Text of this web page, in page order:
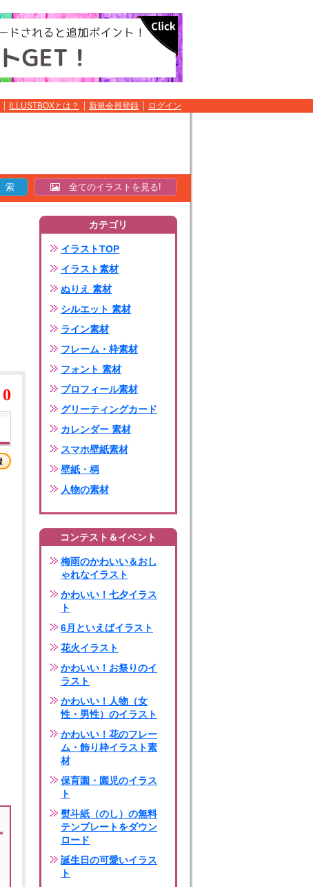
ILLUSTBOXとは？ 新規会員登録 ログイン
全てのイラストを見る!
0
カテゴリ
イラストTOP
イラスト素材
ぬりえ 素材
シルエット 素材
ライン素材
フレーム・枠素材
フォント 素材
プロフィール素材
グリーティングカード
カレンダー 素材
スマホ壁紙素材
壁紙・柄
人物の素材
コンテスト＆イベント
梅雨のかわいい＆おし
ゃれなイラスト
かわいい！七夕イラス
ト
6月といえばイラスト
花火イラスト
かわいい！お祭りのイ
ラスト
かわいい！人物（女
性・男性）のイラスト
かわいい！花のフレー
ム・飾り枠イラスト素
材
保育園・園児のイラス
ト
熨斗紙（のし）の無料
テンプレートをダウン
ロード
誕生日の可愛いイラス
ト